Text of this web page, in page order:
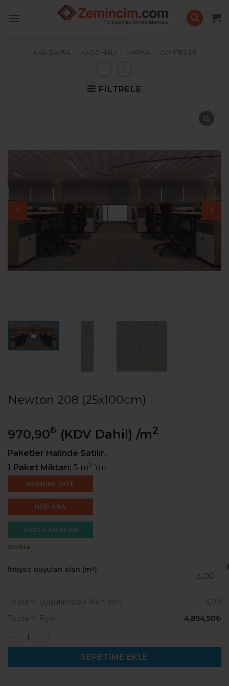
atla
ANA SAYFA KARO HALI MARKA CONTESSE
FILTRELE
Newton 208 (25x100cm)
970,90₺ (KDV Dahil) /m2
Paketler Halinde Satılır.
1 Paket Miktarı: 5 m2 ‘dir
NUMUNE İSTE
BİZİ ARA
UYGULAMALAR
Stokta
İhtiyaç duyulan alan (m²)
Toplam Uygulanacak Alan (m²)
5,00
Toplam Fiyat
4,854,50₺
Newton 208 (25x100cm) adet
SEPETIME EKLE